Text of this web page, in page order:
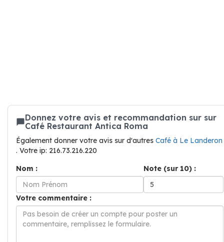
Donnez votre avis et recommandation sur sur
Café Restaurant Antica Roma
Également donner votre avis sur d'autres Café à Le Landeron
. Votre ip: 216.73.216.220
Nom :
Note (sur 10) :
Votre commentaire :